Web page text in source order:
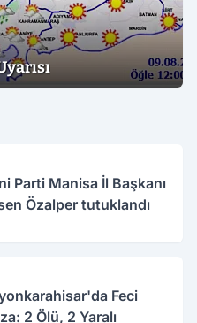
Parti Manisa İl Başkanı
Özalper tutuklandı
Feci
2 Ölü, 2 Yaralı